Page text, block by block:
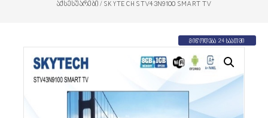
აქსესუარები / SKYTECH STV43N9100 SMART TV
მიწოდება 24 საათში